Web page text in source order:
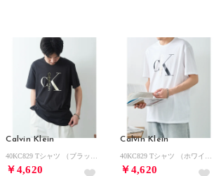
Calvin Klein
￥4,620
Calvin Klein
￥4,620